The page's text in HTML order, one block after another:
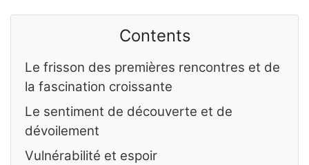
Contents
Le frisson des premières rencontres et de
la fascination croissante
Le sentiment de découverte et de
dévoilement
Vulnérabilité et espoir